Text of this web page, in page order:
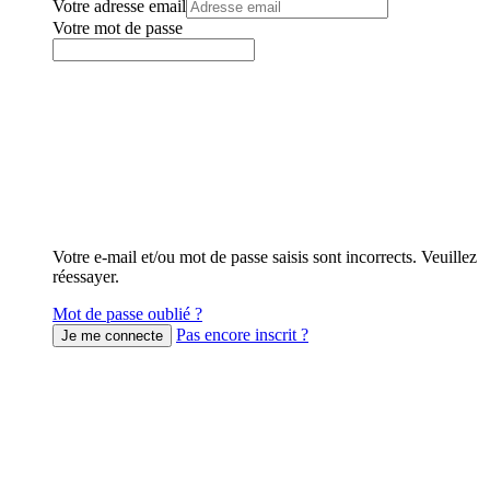
Votre adresse email
Votre mot de passe
Votre e-mail et/ou mot de passe saisis sont incorrects. Veuillez
réessayer.
Mot de passe oublié ?
Pas encore inscrit ?